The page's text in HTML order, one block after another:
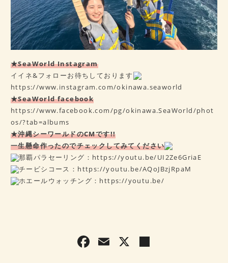
★SeaWorld Instagram
イイネ&フォローお待ちしております
https://www.instagram.com/okinawa.seaworld
★SeaWorld facebook
https://www.facebook.com/pg/okinawa.SeaWorld/phot
os/?tab=albums
★沖縄シーワールドのCMです!!
一生懸命作ったのでチェックしてみてください
那覇パラセーリング： https://youtu.be/UI2Ze6GriaE
チービシコース： https://youtu.be/AQoJBzjRpaM
ホエールウォッチング： https://youtu.be/
F E X